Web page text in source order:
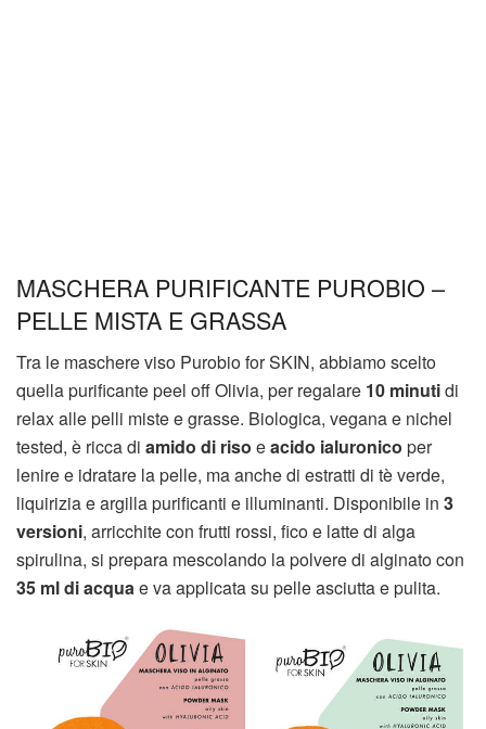
MASCHERA PURIFICANTE PUROBIO –
PELLE MISTA E GRASSA
Tra le maschere viso Purobio for SKIN, abbiamo scelto
quella purificante peel off Olivia, per regalare 10 minutidi
relax alle pelli miste e grasse. Biologica, vegana e nichel
tested, è ricca di amido di riso eacido ialuronico per
lenire e idratare la pelle, ma anche di estratti di tè verde,
liquirizia e argilla purificanti e illuminanti. Disponibile in 3
versioni, arricchite con frutti rossi, fico e latte di alga
spirulina, si prepara mescolando la polvere di alginato con
35 ml di acquae va applicata su pelle asciutta e pulita.